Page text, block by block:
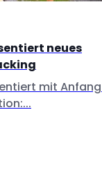
neues
mit